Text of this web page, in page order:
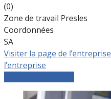
(0)
Zone de travail Presles
Coordonnées
SA
Visiter la page de l’entreprise
l’entreprise